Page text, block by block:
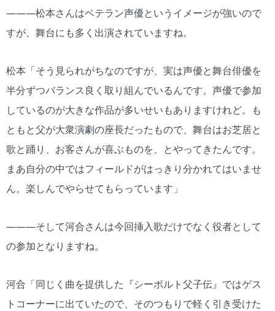
―――松本さんはベテラン声優というイメージが強いので
すが、舞台にも多く出演されていますね。
松本「そう見られがちなのですが、実は声優と舞台俳優を
半分ずつバランス良く取り組んでいるんです。声優で参加
しているのが大きな作品が多いせいもありますけれど。も
ともと父が大衆演劇の座長だったもので、舞台はお芝居と
歌と踊り、お客さんが喜ぶものを、とやってきたんです。
まあ自分の中ではフィールドがはっきり分かれてはいませ
ん。楽しんでやらせてもらっています」
―――そして河合さんは今回挿入歌だけでなく役者として
の参加となりますね。
河合「同じく曲を提供した『シーボルト父子伝』ではゲス
トコーナーに出ていたので、そのつもりで軽く引き受けた